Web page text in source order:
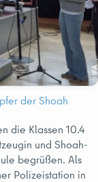
der Shoah
die Klassen 10.4
und Shoah-
begrüßen. Als
Polizeistation in